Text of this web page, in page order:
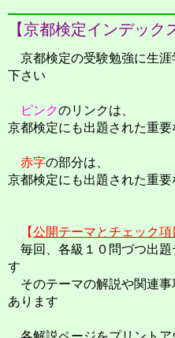
【京都検定インデック
京都検定の受験勉強に生涯
下さい
ピンクのリンクは、
京都検定にも出題された重
赤字の部分は、
京都検定にも出題された重要
【公開テーマとチェック項
毎回、各級１０問づつ出題
す
そのテーマの解説や関連事
あります